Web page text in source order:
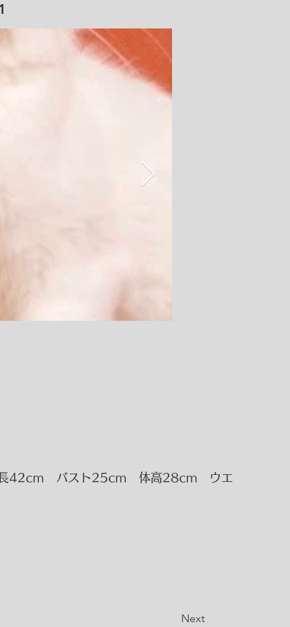
42cm バスト25cm 体高28cm ウエ
Next